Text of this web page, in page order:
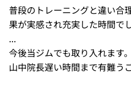
普段のトレーニングと違い合
果が実感され充実した時間で
...
今後当ジムでも取り入れます。
山中院長遅い時間まで有難う